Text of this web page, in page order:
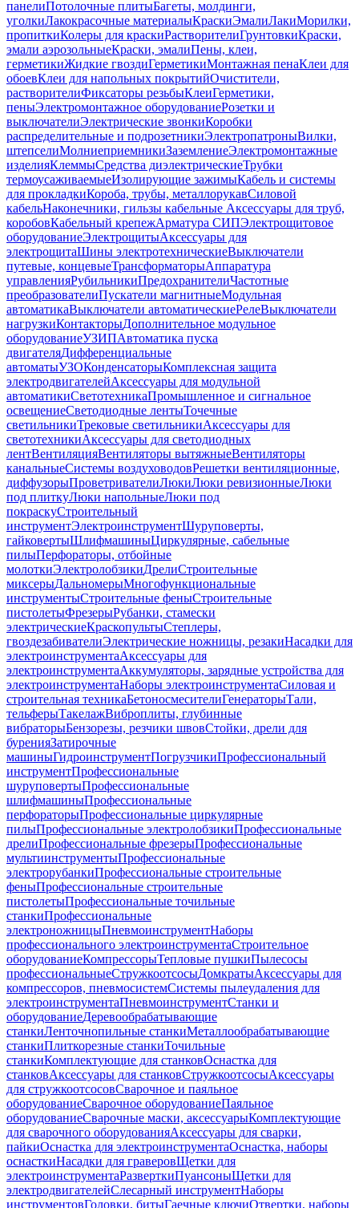
панелиПотолочные плитыБагеты, молдинги,
уголкиЛакокрасочные материалыКраскиЭмалиЛакиМорилки,
пропиткиКолеры для краскиРастворителиГрунтовкиКраски,
эмали аэрозольныеКраски, эмалиПены, клеи,
герметикиЖидкие гвоздиГерметикиМонтажная пенаКлеи для
обоевКлеи для напольных покрытийОчистители,
растворителиФиксаторы резьбыКлеиГерметики,
пеныЭлектромонтажное оборудованиеРозетки и
выключателиЭлектрические звонкиКоробки
распределительные и подрозетникиЭлектропатроныВилки,
штепселиМолниеприемникиЗаземлениеЭлектромонтажные
изделияКлеммыСредства диэлектрическиеТрубки
термоусаживаемыеИзолирующие зажимыКабель и системы
для прокладкиКороба, трубы, металлорукавСиловой
кабельНаконечники, гильзы кабельные Аксессуары для труб,
коробовКабельный крепежАрматура СИПЭлектрощитовое
оборудованиеЭлектрощитыАксессуары для
электрощитаШины электротехническиеВыключатели
путевые, концевыеТрансформаторыАппаратура
управленияРубильникиПредохранителиЧастотные
преобразователиПускатели магнитныеМодульная
автоматикаВыключатели автоматическиеРелеВыключатели
нагрузкиКонтакторыДополнительное модульное
оборудованиеУЗИПАвтоматика пуска
двигателяДифференциальные
автоматыУЗОКонденсаторыКомплексная защита
электродвигателейАксессуары для модульной
автоматикиСветотехникаПромышленное и сигнальное
освещениеСветодиодные лентыТочечные
светильникиТрековые светильникиАксессуары для
светотехникиАксессуары для светодиодных
лентВентиляцияВентиляторы вытяжныеВентиляторы
канальныеСистемы воздуховодовРешетки вентиляционные,
диффузорыПроветривателиЛюкиЛюки ревизионныеЛюки
под плиткуЛюки напольныеЛюки под
покраскуСтроительный
инструментЭлектроинструментШуруповерты,
гайковертыШлифмашиныЦиркулярные, сабельные
пилыПерфораторы, отбойные
молоткиЭлектролобзикиДрелиСтроительные
миксерыДальномерыМногофункциональные
инструментыСтроительные феныСтроительные
пистолетыФрезерыРубанки, стамески
электрическиеКраскопультыСтеплеры,
гвоздезабивателиЭлектрические ножницы, резакиНасадки для
электроинструментаАксессуары для
электроинструментаАккумуляторы, зарядные устройства для
электроинструментаНаборы электроинструментаСиловая и
строительная техникаБетоносмесителиГенераторыТали,
тельферыТакелажВиброплиты, глубинные
вибраторыБензорезы, резчики швовСтойки, дрели для
буренияЗатирочные
машиныГидроинструментПогрузчикиПрофессиональный
инструментПрофессиональные
шуруповертыПрофессиональные
шлифмашиныПрофессиональные
перфораторыПрофессиональные циркулярные
пилыПрофессиональные электролобзикиПрофессиональные
дрелиПрофессиональные фрезерыПрофессиональные
мультиинструментыПрофессиональные
электрорубанкиПрофессиональные строительные
феныПрофессиональные строительные
пистолетыПрофессиональные точильные
станкиПрофессиональные
электроножницыПневмоинструментНаборы
профессионального электроинструментаСтроительное
оборудованиеКомпрессорыТепловые пушкиПылесосы
профессиональныеСтружкоотсосыДомкратыАксессуары для
компрессоров, пневмосистемСистемы пылеудаления для
электроинструментаПневмоинструментСтанки и
оборудованиеДеревообрабатывающие
станкиЛенточнопильные станкиМеталлообрабатывающие
станкиПлиткорезные станкиТочильные
станкиКомплектующие для станковОснастка для
станковАксессуары для станковСтружкоотсосыАксессуары
для стружкоотсосовСварочное и паяльное
оборудованиеСварочное оборудованиеПаяльное
оборудованиеСварочные маски, аксессуарыКомплектующие
для сварочного оборудованияАксессуары для сварки,
пайкиОснастка для электроинструментаОснастка, наборы
оснасткиНасадки для граверовЩетки для
электроинструментаРазверткиПуансоныЩетки для
электродвигателейСлесарный инструментНаборы
инструментовГоловки, битыГаечные ключиОтвертки, наборы